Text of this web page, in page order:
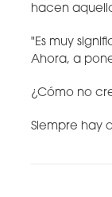
hacen
"Es muy
Ahora, a
¿Cómo no
Siempre hay